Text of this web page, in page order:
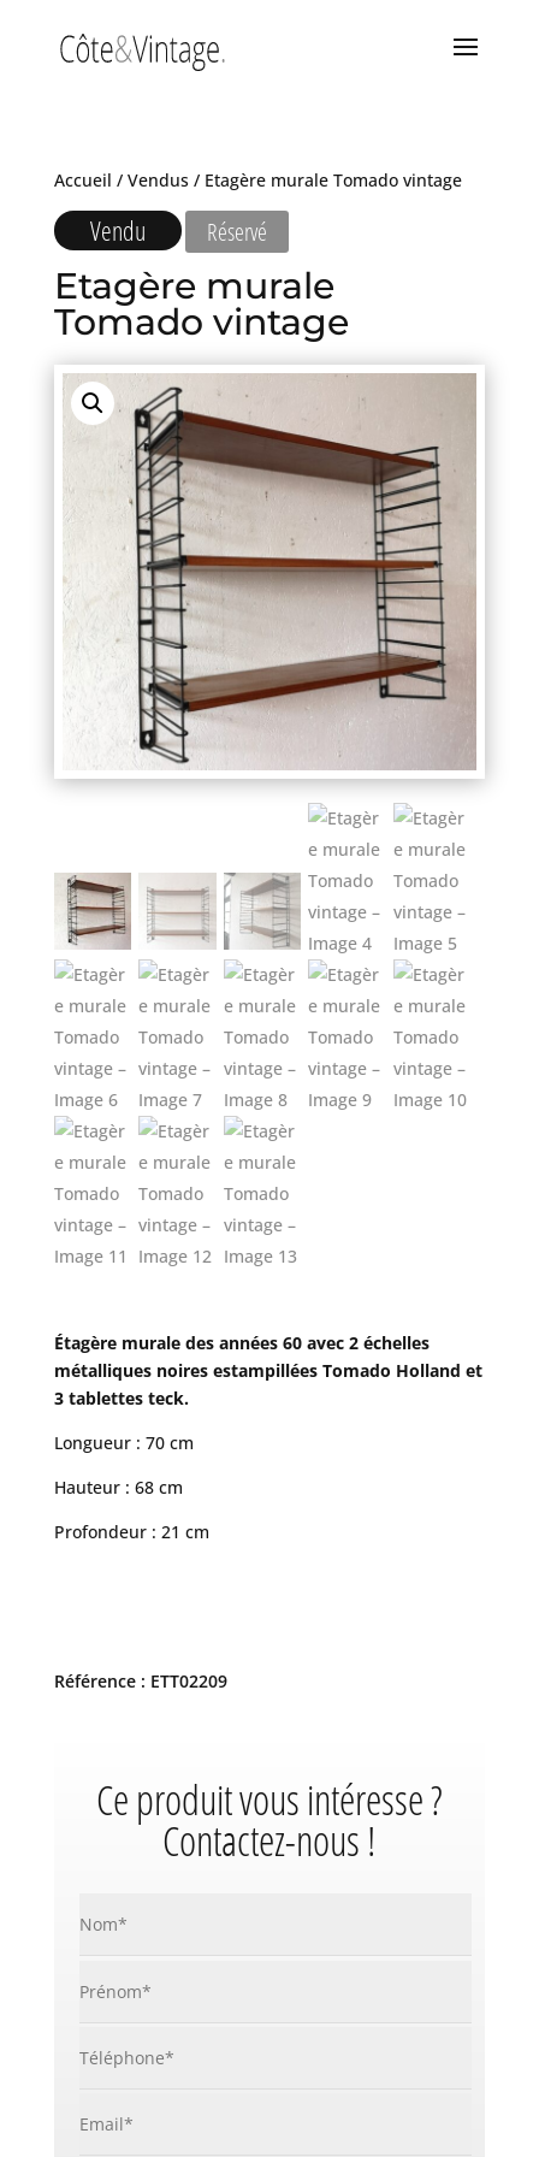
Accueil / Vendus/ Etagère murale Tomado vintage
Vendu Réservé
Etagère murale
Tomado vintage
Étagère murale des années 60 avec 2 échelles
métalliques noires estampillées Tomado Holland et
3 tablettes teck.
Longueur : 70 cm
Hauteur : 68 cm
Profondeur : 21 cm
Référence : ETT02209
Ce produit vous intéresse ?
Contactez-nous !